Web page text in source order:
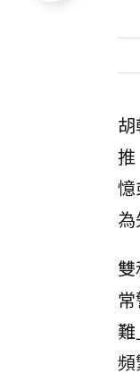
頻